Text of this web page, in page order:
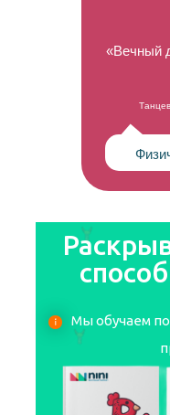
«Вечный
Мы обучаем